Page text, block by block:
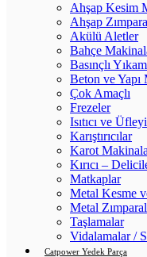
Ahşap Kesim
Ahşap
Akülü Aletler
Bahçe
Basınçlı
Beton ve Yapı
Çok Amaçlı
Frezeler
Isıtıcı ve
Karıştırıcılar
Karot
Kırıcı –
Matkaplar
Metal Kesme
Metal
Taşlamalar
Vidalamalar /
Catpower Yedek Parça